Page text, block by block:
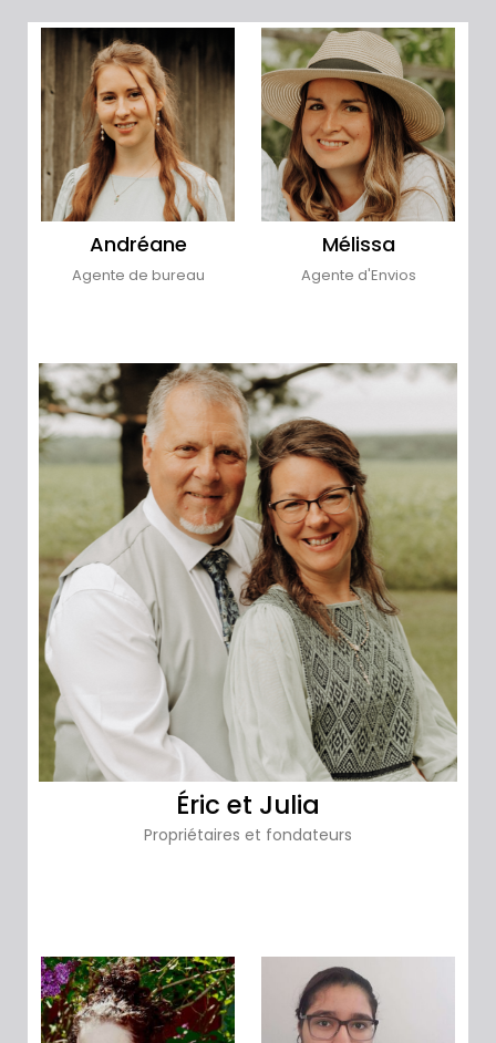
Andréane
Agente de bureau
Mélissa
Agente d'Envios
Éric et Julia
Propriétaires et fondateurs